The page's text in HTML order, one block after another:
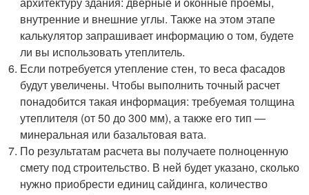
внутренние и внешние углы. Также на этом этапе
калькулятор запрашивает информацию о том, будете
ли вы использовать утеплитель.
Если потребуется утепление стен, то веса фасадов
будут увеличены. Чтобы выполнить точный расчет
понадобится такая информация: требуемая толщина
утеплителя (от 50 до 300 мм), а также его тип —
минеральная или базальтовая вата.
По результатам расчета вы получаете полноценную
смету под строительство. В ней будет указано, сколько
нужно приобрести единиц сайдинга, количество